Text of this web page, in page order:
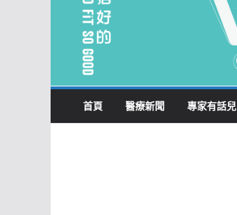
首頁 醫療新聞 專家有話兒